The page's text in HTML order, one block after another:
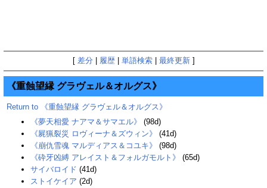
[ 差分 履歴| 単語検索| 最終更新]
《重蝕望縁 グラヴェル＆オルグス》
Return to 《重蝕望縁 グラヴェル＆オルグス》
《夢天相愛 ナアマ＆サマエル》
(98d)
《屍猟裂災 ロヴィーナ＆ズウィン》
(41d)
《崩仇雪魂 マルディアス＆コユキ》
(98d)
《砕牙凶縛 アレイスト＆フォルガモルト》
(65d)
サイバロイド (41d)
ストイケイア (2d)